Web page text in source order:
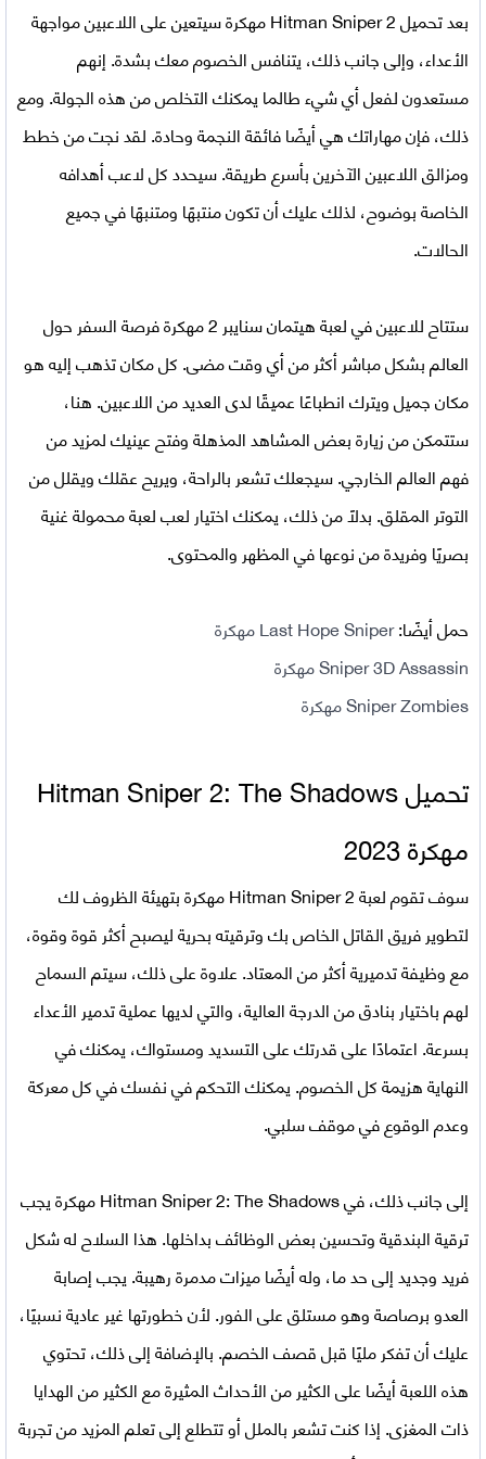
بعدتحميلHitman Sniper 2 مهكرة
سيتعين على اللاعبين مواجهة
الأعداء، وإلى جانب ذلك، يتنافس الخصوم معك بشدة. إنهم
مستعدون لفعل أي شيء طالما يمكنك التخلص من هذه الجولة. ومع
ذلك، فإن مهاراتك هي أيضًا فائقة النجمة وحادة. لقد نجت من خطط
ومزالق اللاعبين الآخرين بأسرع طريقة. سيحدد كل لاعب أهدافه
الخاصة بوضوح، لذلك عليك أن تكون منتبهًا ومتنبهًا في جميع
الحالات.
ستتاح للاعبين فيلعبة هيتمان سنايبر 2 مهكرة
فرصة السفر حول
العالم بشكل مباشر أكثر من أي وقت مضى. كل مكان تذهب إليه هو
مكان جميل ويترك انطباعًا عميقًا لدى العديد من اللاعبين. هنا،
ستتمكن من زيارة بعض المشاهد المذهلة وفتح عينيك لمزيد من
فهم العالم الخارجي. سيجعلك تشعر بالراحة، ويريح عقلك ويقلل من
التوتر المقلق. بدلاً من ذلك، يمكنك اختيار لعب لعبة محمولة غنية
بصريًا وفريدة من نوعها في المظهر والمحتوى.
حمل أيضًا:Last Hope Sniper مهكرة
Sniper 3D Assassin مهكرة
Sniper Zombies مهكرة
تحميل Hitman Sniper 2: The Shadows
مهكرة 2023
سوف تقوملعبةHitman Sniper 2 مهكرة
بتهيئة الظروف لك
لتطوير فريق القاتل الخاص بك وترقيته بحرية ليصبح أكثر قوة وقوة،
مع وظيفة تدميرية أكثر من المعتاد. علاوة على ذلك، سيتم السماح
لهم باختيار بنادق من الدرجة العالية، والتي لديها عملية تدمير الأعداء
بسرعة. اعتمادًا على قدرتك على التسديد ومستواك، يمكنك في
النهاية هزيمة كل الخصوم. يمكنك التحكم في نفسك في كل معركة
وعدم الوقوع في موقف سلبي.
إلى جانب ذلك، فيHitman Sniper 2: The Shadows مهكرة
يجب
ترقية البندقية وتحسين بعض الوظائف بداخلها. هذا السلاح له شكل
فريد وجديد إلى حد ما، وله أيضًا ميزات مدمرة رهيبة. يجب إصابة
العدو برصاصة وهو مستلق على الفور. لأن خطورتها غير عادية نسبيًا،
عليك أن تفكر مليًا قبل قصف الخصم. بالإضافة إلى ذلك، تحتوي
هذه اللعبة أيضًا على الكثير من الأحداث المثيرة مع الكثير من الهدايا
ذات المغزى. إذا كنت تشعر بالملل أو تتطلع إلى تعلم المزيد من تجربة